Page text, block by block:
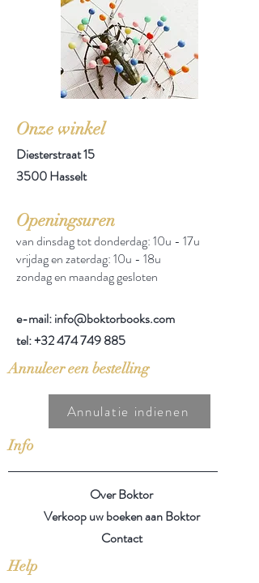
Onze winkel
Diesterstraat 15
3500 Hasselt
Openingsuren
van dinsdag tot donderdag: 10u - 17u
vrijdag en zaterdag: 10u - 18u
zondag en maandag gesloten
e-mail: info@boktorbooks.com
tel:+32 474 749 885
Annuleer een bestelling
Annulatie indienen
Info
Over Boktor
Verkoop uw boeken aan Boktor
Contact
Help